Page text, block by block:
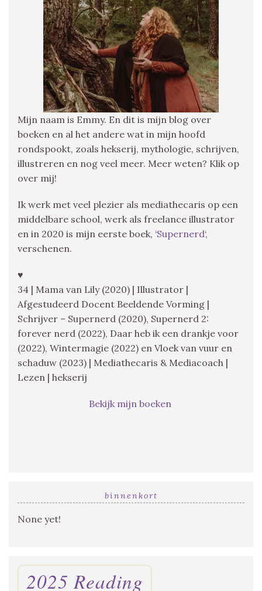
Mijn naam is Emmy. En dit is mijn blog over
boeken en al het andere wat in mijn hoofd
rondspookt, zoals hekserij, mythologie, schrijven,
illustreren en nog veel meer. Meer weten? Klik op
over mij!
Ik werk met veel plezier als mediathecaris op een
middelbare school, werk als freelance illustrator
en in 2020 is mijn eerste boek, ‘Supernerd‘,
verschenen.
♥
34 | Mama van Lily (2020) | Illustrator |
Afgestudeerd Docent Beeldende Vorming |
Schrijver – Supernerd (2020), Supernerd 2:
forever nerd (2022), Daar heb ik een drankje voor
(2022), Wintermagie (2022) en Vloek van vuur en
schaduw (2023) | Mediathecaris & Mediacoach |
Lezen | hekserij
Bekijk mijn boeken
binnenkort
None yet!
2025 Reading